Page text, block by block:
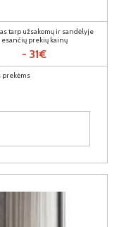
tarp užsakomų ir sandėlyje
esančių prekių kainų
- 31€
prekėms